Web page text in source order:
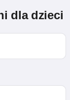
dla dzieci